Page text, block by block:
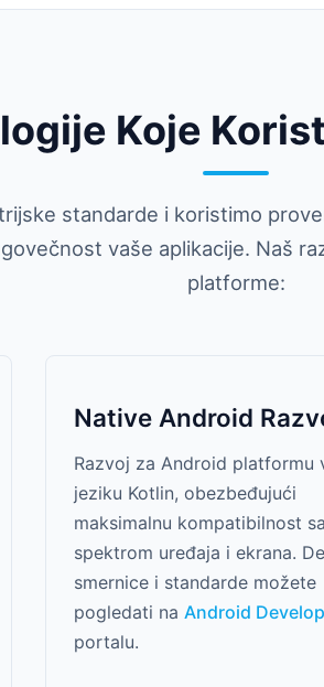
Koje
standarde i koristimo
vaše aplikacije. Naš
platforme:
Native Android
Razvoj za Android platformu
jeziku Kotlin, obezbeđujući
maksimalnu kompatibilnost
spektrom uređaja i ekrana.
smernice i standarde možete
pogledati na Android
portalu.